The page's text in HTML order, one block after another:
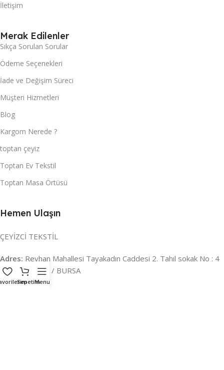
İletişim
Merak Edilenler
Sıkça Sorulan Sorular
Ödeme Seçenekleri
İade ve Değişim Süreci
Müşteri Hizmetleri
Blog
Kargom Nerede ?
toptan çeyiz
Toptan Ev Tekstil
Toptan Masa Örtüsü
Hemen Ulaşın
ÇEYİZCİ TEKSTİL
Adres: Reyhan Mahallesi Tayakadın Caddesi 2. Tahıl sokak No : 4
/ a Osmangazi / BURSA
SepetimMenu